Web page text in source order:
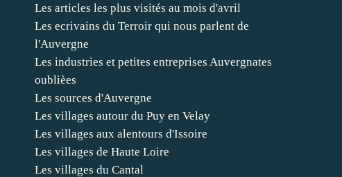
Les articles les plus visités au mois d'avril
Les ecrivains du Terroir qui nous parlent de
l'Auvergne
Les industries et petites entreprises Auvergnates
oublièes
Les sources d'Auvergne
Les villages autour du Puy en Velay
Les villages aux alentours d'Issoire
Les villages de Haute Loire
Les villages du Cantal